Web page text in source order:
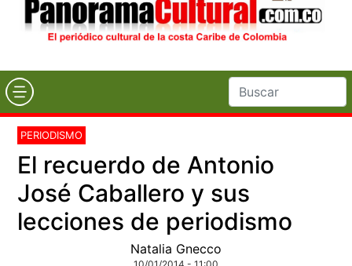
PERIODISMO
El recuerdo de Antonio
José Caballero y sus
lecciones de periodismo
Natalia Gnecco